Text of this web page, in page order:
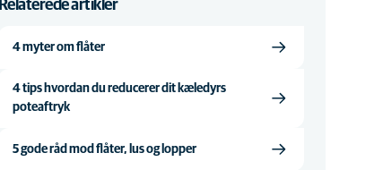
Relaterede artikler
4 myter om flåter
4 tips hvordan du reducerer dit kæledyrs
poteaftryk
5 gode råd mod flåter, lus og lopper